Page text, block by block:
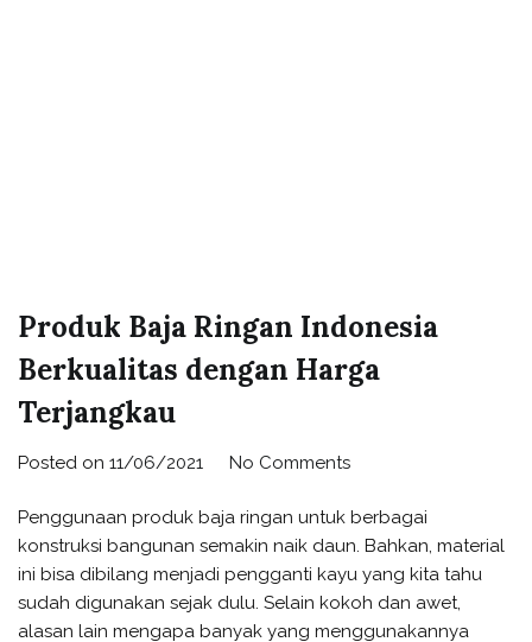
Produk Baja Ringan Indonesia
Berkualitas dengan Harga
Terjangkau
Posted on 11/06/2021 No Comments
Penggunaan produk baja ringan untuk berbagai
konstruksi bangunan semakin naik daun. Bahkan, material
ini bisa dibilang menjadi pengganti kayu yang kita tahu
sudah digunakan sejak dulu. Selain kokoh dan awet,
alasan lain mengapa banyak yang menggunakannya